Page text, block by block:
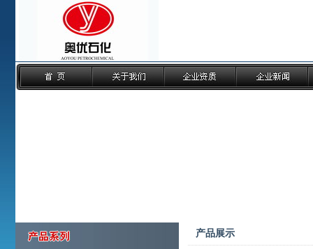
产品展示